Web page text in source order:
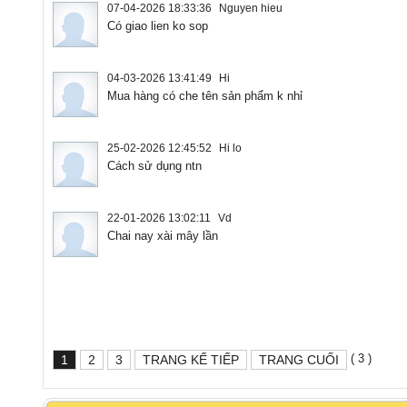
07-04-2026 18:33:36 Nguyen hieu
Có giao lien ko sop
04-03-2026 13:41:49 Hi
Mua hàng có che tên sản phẩm k nhỉ
25-02-2026 12:45:52 Hi lo
Cách sử dụng ntn
22-01-2026 13:02:11 Vd
Chai nay xài mây lần
1 2 3 TRANG KẾ TIẾP TRANG CUỐI ( 3 )